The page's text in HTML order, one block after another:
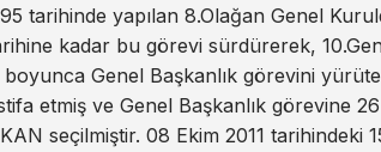
tarihinde yapılan 8.Olağan Genel
kadar bu görevi sürdürerek,
boyunca Genel Başkanlık görevini
etmiş ve Genel Başkanlık görevine
seçilmiştir. 08 Ekim 2011 tarihindeki